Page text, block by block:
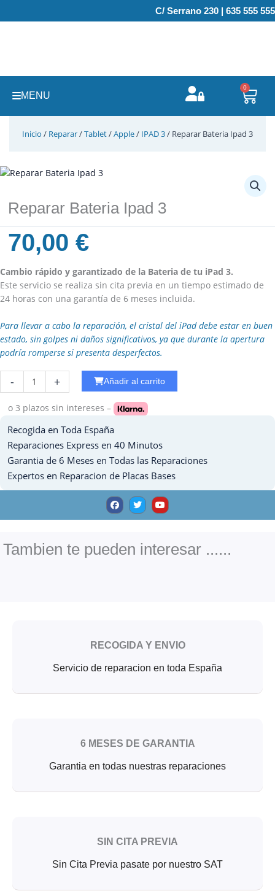
al
C/ Serrano 230 | 635 555 555
MENU
0
Inicio / Reparar/Tablet/Apple/ IPAD 3/ Reparar Bateria Ipad 3
Reparar Bateria Ipad 3
70,00€
Cambio rápido y garantizado de la Bateria de tu iPad 3.
Este servicio se realiza sin cita previa en un tiempo estimado de
24 horas con una garantía de 6 meses incluida.
Para llevar a cabo la reparación, el cristal del iPad debe estar en buen
estado, sin golpes ni daños significativos, ya que durante la apertura
podría romperse si presenta desperfectos.
-
WiFi
Ipad
10.5
cantidad
+ Añadir al carrito
o 3 plazos sin intereses –
Recogida en Toda España
Reparaciones Express en 40 Minutos
Garantia de 6 Meses en Todas las Reparaciones
Expertos en Reparacion de Placas Bases
F
a
c
e
o
k
T
w
i
t
Y
o
u
t
e
Tambien te pueden interesar ......
RECOGIDA Y ENVIO
Servicio de reparacion en toda España
6 MESES DE GARANTIA
Garantia en todas nuestras reparaciones
SIN CITA PREVIA
Sin Cita Previa pasate por nuestro SAT